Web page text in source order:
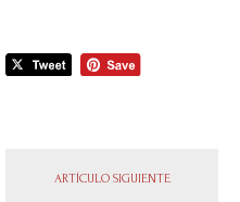
ARTÍCULO SIGUIENTE